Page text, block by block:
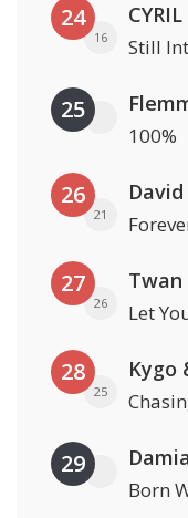
24
16 Still
25
100%
26
21
27
26
Twan
Let
28
25
Kygo
29
Born